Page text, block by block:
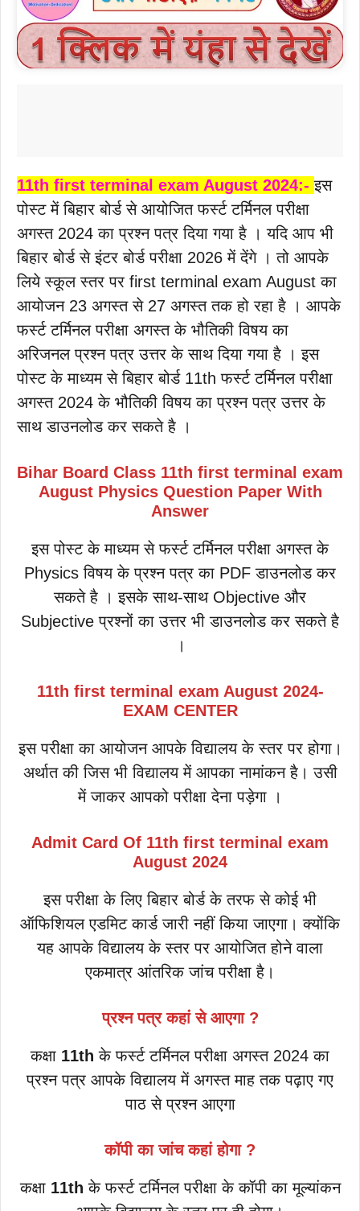
11th first terminal exam August 2024:-इस
पोस्ट में बिहार बोर्ड से आयोजित फर्स्ट टर्मिनल परीक्षा
अगस्त 2024 का प्रश्न पत्र दिया गया है । यदि आप भी
बिहार बोर्ड से इंटर बोर्ड परीक्षा 2026 में देंगे । तो आपके
लिये स्कूल स्तर पर first terminal exam August का
आयोजन 23 अगस्त से 27 अगस्त तक हो रहा है । आपके
फर्स्ट टर्मिनल परीक्षा अगस्त के भौतिकी विषय का
अरिजनल प्रश्न पत्र उत्तर के साथ दिया गया है । इस
पोस्ट के माध्यम से बिहार बोर्ड 11th फर्स्ट टर्मिनल परीक्षा
अगस्त 2024 के भौतिकी विषय का प्रश्न पत्र उत्तर के
साथ डाउनलोड कर सकते है ।
Bihar Board Class 11th first terminal exam
August Physics Question Paper With
Answer
इस पोस्ट के माध्यम से फर्स्ट टर्मिनल परीक्षा अगस्त के
Physics विषय के प्रश्न पत्र का PDF डाउनलोड कर
सकते है । इसके साथ-साथ Objective और
Subjective प्रश्नों का उत्तर भी डाउनलोड कर सकते है
।
11th first terminal exam August 2024-
EXAM CENTER
इस परीक्षा का आयोजन आपके विद्यालय के स्तर पर होगा।
अर्थात की जिस भी विद्यालय में आपका नामांकन है। उसी
में जाकर आपको परीक्षा देना पड़ेगा ।
Admit Card Of 11th first terminal exam
August 2024
इस परीक्षा के लिए बिहार बोर्ड के तरफ से कोई भी
ऑफिशियल एडमिट कार्ड जारी नहीं किया जाएगा। क्योंकि
यह आपके विद्यालय के स्तर पर आयोजित होने वाला
एकमात्र आंतरिक जांच परीक्षा है।
प्रश्न पत्र कहां से आएगा ?
कक्षा 11th के फर्स्ट टर्मिनल परीक्षा अगस्त 2024 का
प्रश्न पत्र आपके विद्यालय में अगस्त माह तक पढ़ाए गए
पाठ से प्रश्न आएगा
कॉपी का जांच कहां होगा ?
कक्षा 11th के फर्स्ट टर्मिनल परीक्षा के कॉपी का मूल्यांकन